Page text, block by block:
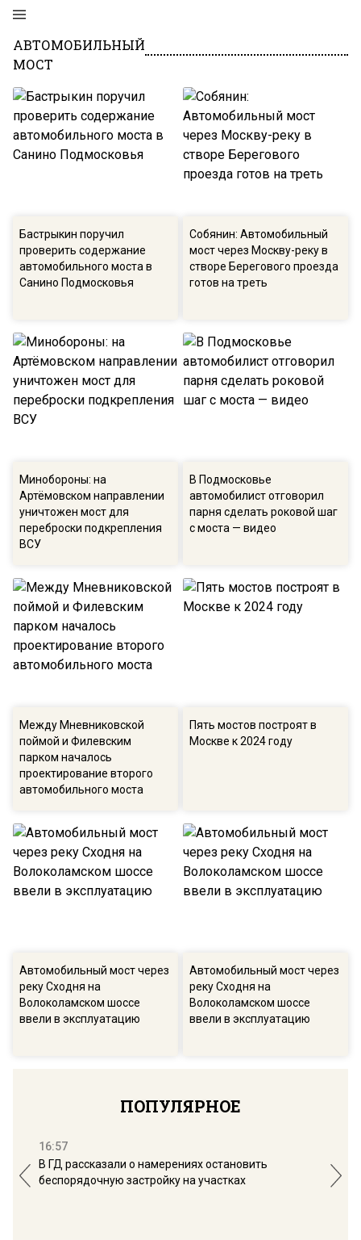
АВТОМОБИЛЬНЫЙ
МОСТ
Бастрыкин поручил
проверить содержание
автомобильного моста в
Санино Подмосковья
Собянин: Автомобильный
мост через Москву-реку в
створе Берегового проезда
готов на треть
Минобороны: на
Артёмовском направлении
уничтожен мост для
переброски подкрепления
ВСУ
В Подмосковье
автомобилист отговорил
парня сделать роковой шаг
с моста — видео
Между Мневниковской
поймой и Филевским
парком началось
проектирование второго
автомобильного моста
Пять мостов построят в
Москве к 2024 году
Автомобильный мост через
реку Сходня на
Волоколамском шоссе
ввели в эксплуатацию
Автомобильный мост через
реку Сходня на
Волоколамском шоссе
ввели в эксплуатацию
ПОПУЛЯРНОЕ
16:57
В ГД рассказали о намерениях остановить
беспорядочную застройку на участках